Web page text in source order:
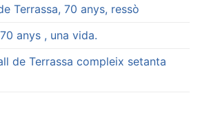
Terrassa, 70 anys, ressò
anys , una vida.
de Terrassa compleix setanta